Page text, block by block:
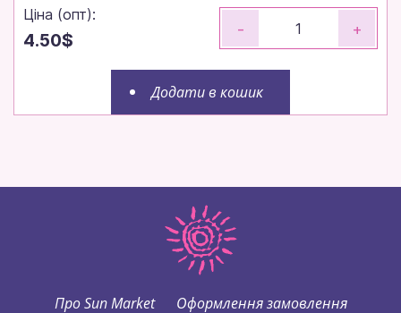
Ціна (опт):
4.50$
- +
Додати в кошик
Про Sun Market Оформлення замовлення